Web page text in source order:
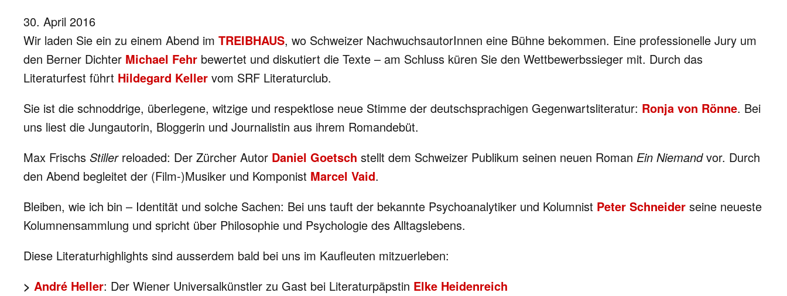
30. April 2016
Wir laden Sie ein zu einem Abend im TREIBHAUS, wo Schweizer NachwuchsautorInnen eine Bühne bekommen. Eine professionelle Jury um
den Berner Dichter Michael Fehr bewertet und diskutiert die Texte – am Schluss küren Sie den Wettbewerbssieger mit. Durch das
Literaturfest führt Hildegard Keller vom SRF Literaturclub.
Sie ist die schnoddrige, überlegene, witzige und respektlose neue Stimme der deutschsprachigen Gegenwartsliteratur: Ronja von Rönne. Bei
uns liest die Jungautorin, Bloggerin und Journalistin aus ihrem Romandebüt.
Max Frischs Stillerreloaded: Der Zürcher Autor Daniel Goetsch stellt dem Schweizer Publikum seinen neuen Roman Ein Niemandvor. Durch
den Abend begleitet der (Film-)Musiker und Komponist Marcel Vaid.
Bleiben, wie ich bin – Identität und solche Sachen: Bei uns tauft der bekannte Psychoanalytiker und Kolumnist Peter Schneider seine neueste
Kolumnensammlung und spricht über Philosophie und Psychologie des Alltagslebens.
Diese Literaturhighlights sind ausserdem bald bei uns im Kaufleuten mitzuerleben:
> André Heller: Der Wiener Universalkünstler zu Gast bei Literaturpäpstin Elke Heidenreich